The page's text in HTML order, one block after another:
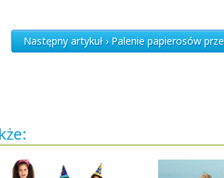
Następny artykuł › Palenie papierosów